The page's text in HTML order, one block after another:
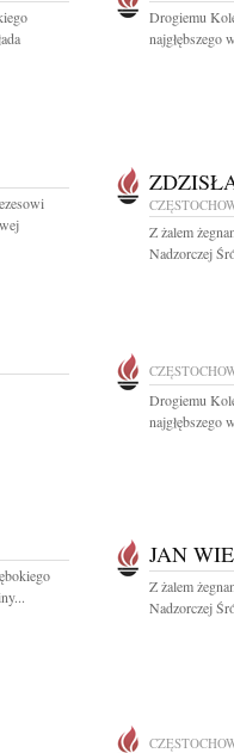
Drogiemu
najgłębszego
Z żalem
Nadzorczej
Drogiemu
najgłębszego
JAN
Z żalem
Nadzorczej